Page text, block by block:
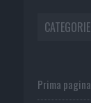
CATEGORIE
Prima pagina